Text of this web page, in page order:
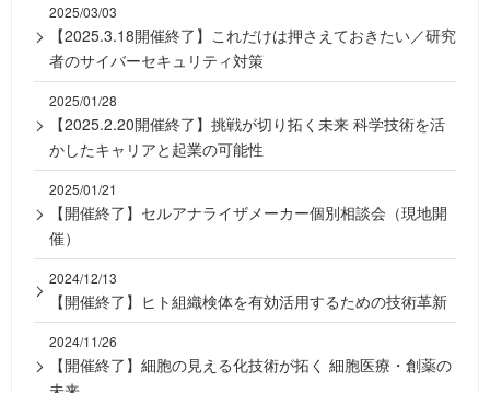
2025/03/03
【2025.3.18開催終了】これだけは押さえておきたい／研究
者のサイバーセキュリティ対策
2025/01/28
【2025.2.20開催終了】挑戦が切り拓く未来 科学技術を活
かしたキャリアと起業の可能性
2025/01/21
【開催終了】セルアナライザメーカー個別相談会（現地開
催）
2024/12/13
【開催終了】ヒト組織検体を有効活用するための技術革新
2024/11/26
【開催終了】細胞の見える化技術が拓く 細胞医療・創薬の